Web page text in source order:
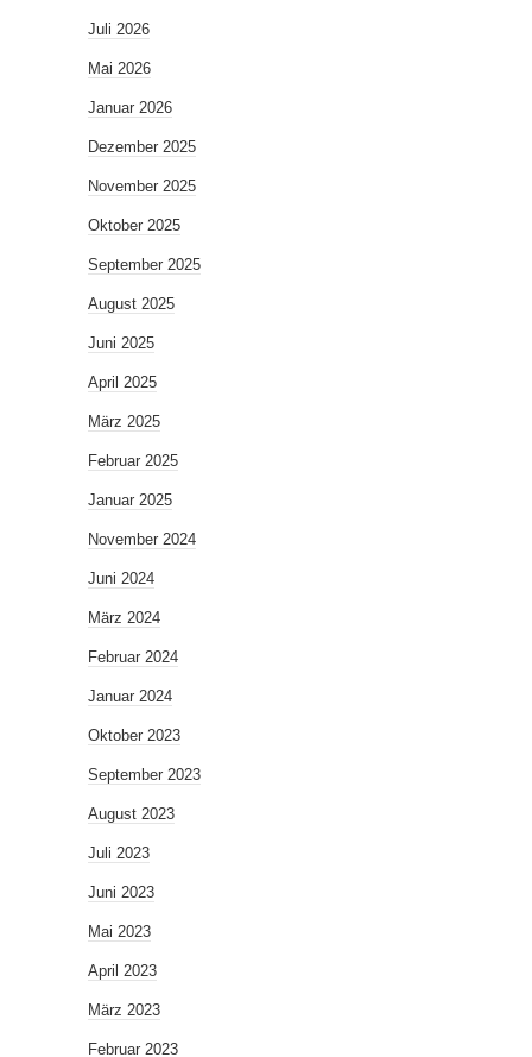
Juli 2026
Mai 2026
Januar 2026
Dezember 2025
November 2025
Oktober 2025
September 2025
August 2025
Juni 2025
April 2025
März 2025
Februar 2025
Januar 2025
November 2024
Juni 2024
März 2024
Februar 2024
Januar 2024
Oktober 2023
September 2023
August 2023
Juli 2023
Juni 2023
Mai 2023
April 2023
März 2023
Februar 2023